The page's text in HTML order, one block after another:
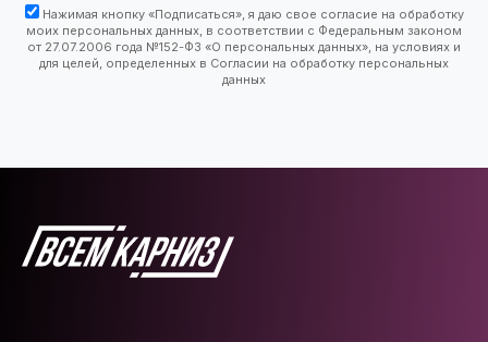
Нажимая кнопку «Подписаться», я даю свое согласие на обработку
моих персональных данных, в соответствии с Федеральным законом
от 27.07.2006 года №152-ФЗ «О персональных данных», на условиях и
для целей, определенных в Согласии на обработку персональных
данных